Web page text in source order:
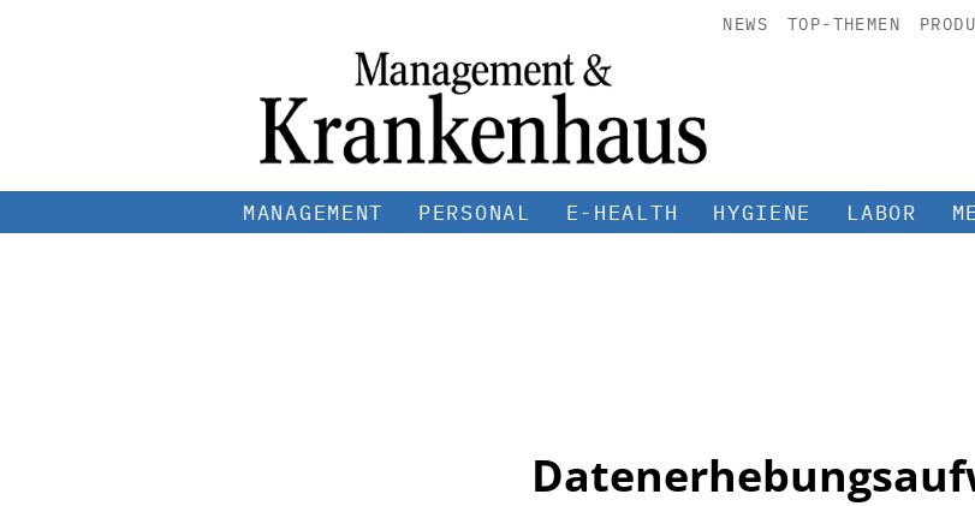
NEWS TOP-THEMEN
MANAGEMENT PERSONAL E-HEALTH HYGIENE LABOR